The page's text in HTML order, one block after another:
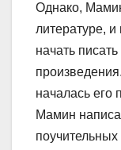
Однако,
литературе,
начать
началась его
Мамин